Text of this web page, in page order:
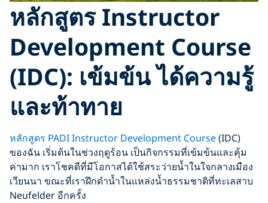
หลักสูตร Instructor
Development Course
(IDC): เข้มข้น ได้ความรู้
และท้าทาย
หลักสูตร PADI Instructor Development Course(IDC)
ของฉัน เริ่มต้นในช่วงฤดูร้อน เป็นกิจกรรมที่เข้มข้นและคุ้ม
ค่ามาก เราโชคดีที่มีโอกาสได้ใช้สระว่ายน้ำในใจกลางเมือง
เวียนนา ขณะที่เราฝึกดำน้ำในแหล่งน้ำธรรมชาติที่ทะเลสาบ
Neufelder อีกครั้ง